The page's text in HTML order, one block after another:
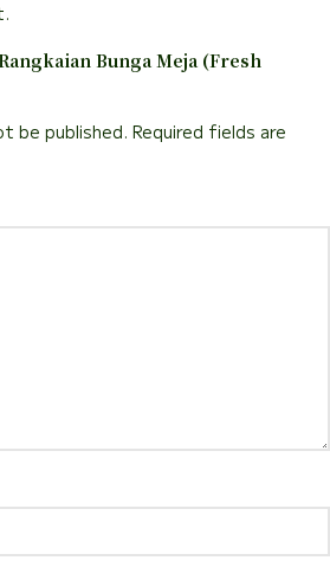
Bunga Meja (Fresh
be published. Required fields are